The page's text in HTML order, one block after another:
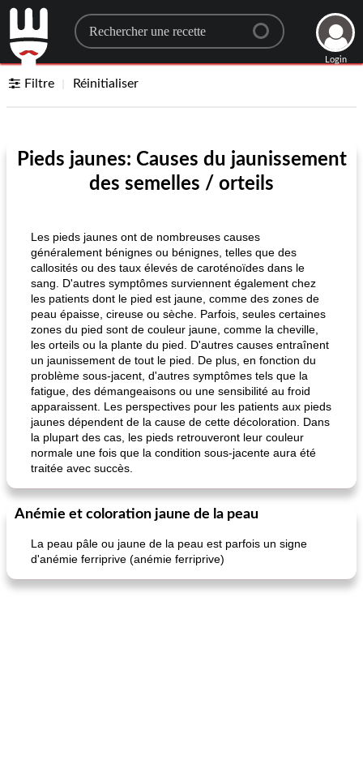
Search for a recipe
Login
Filtre Réinitialiser
Pieds jaunes: Causes du jaunissement
des semelles / orteils
Les pieds jaunes ont de nombreuses causes
généralement bénignes ou bénignes, telles que des
callosités ou des taux élevés de caroténoïdes dans le
sang. D'autres symptômes surviennent également chez
les patients dont le pied est jaune, comme des zones de
peau épaisse, cireuse ou sèche. Parfois, seules certaines
zones du pied sont de couleur jaune, comme la cheville,
les orteils ou la plante du pied. D'autres causes entraînent
un jaunissement de tout le pied. De plus, en fonction du
problème sous-jacent, d'autres symptômes tels que la
fatigue, des démangeaisons ou une sensibilité au froid
apparaissent. Les perspectives pour les patients aux pieds
jaunes dépendent de la cause de cette décoloration. Dans
la plupart des cas, les pieds retrouveront leur couleur
normale une fois que la condition sous-jacente aura été
traitée avec succès.
Anémie et coloration jaune de la peau
La peau pâle ou jaune de la peau est parfois un signe
d'anémie ferriprive (anémie ferriprive)